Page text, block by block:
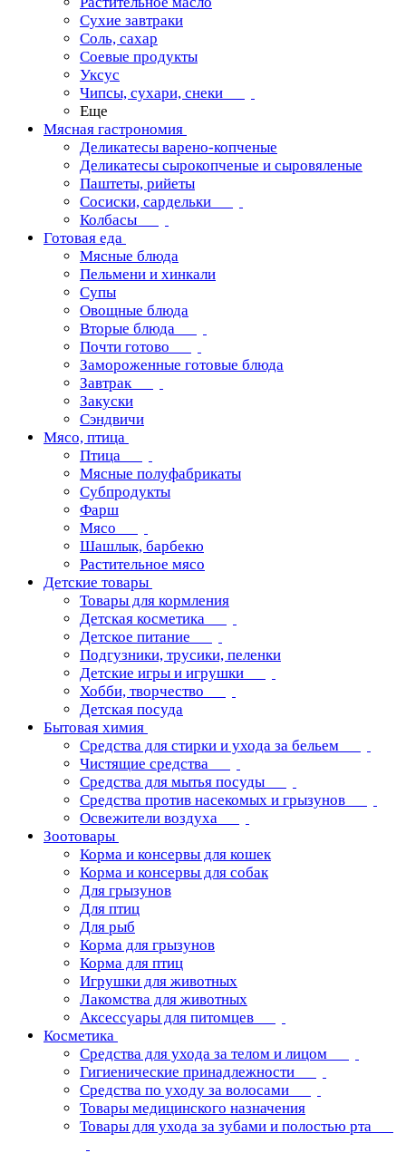
Сухие завтраки
Соль, сахар
Соевые продукты
Уксус
Чипсы, сухари, снеки
Еще
Мясная гастрономия
Деликатесы варено-копченые
Деликатесы сырокопченые и сыровяленые
Паштеты, рийеты
Сосиски, сардельки
Колбасы
Готовая еда
Мясные блюда
Пельмени и хинкали
Супы
Овощные блюда
Вторые блюда
Почти готово
Замороженные готовые блюда
Завтрак
Закуски
Сэндвичи
Мясо, птица
Птица
Мясные полуфабрикаты
Субпродукты
Фарш
Мясо
Шашлык, барбекю
Растительное мясо
Детские товары
Товары для кормления
Детская косметика
Детское питание
Подгузники, трусики, пеленки
Детские игры и игрушки
Хобби, творчество
Детская посуда
Бытовая химия
Средства для стирки и ухода за бельем
Чистящие средства
Средства для мытья посуды
Средства против насекомых и грызунов
Освежители воздуха
Зоотовары
Корма и консервы для кошек
Корма и консервы для собак
Для грызунов
Для птиц
Для рыб
Корма для грызунов
Корма для птиц
Игрушки для животных
Лакомства для животных
Аксессуары для питомцев
Косметика
Средства для ухода за телом и лицом
Гигиенические принадлежности
Средства по уходу за волосами
Товары медицинского назначения
Товары для ухода за зубами и полостью рта